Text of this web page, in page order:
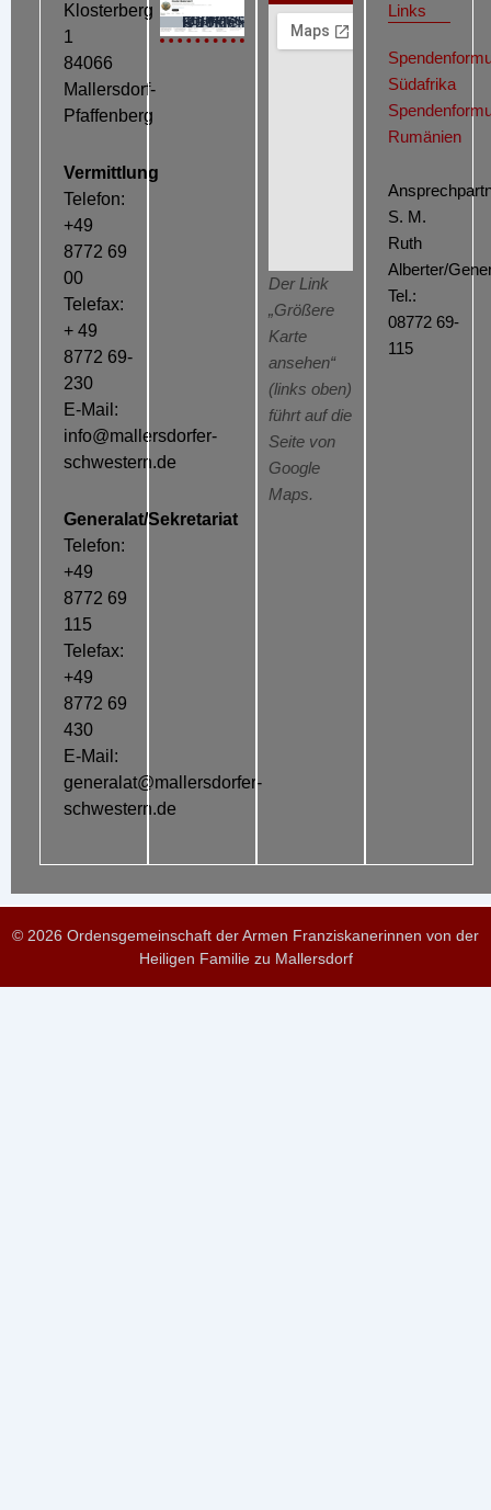
Klosterberg
1
84066
Mallersdorf-
Pfaffenberg
Vermittlung
Telefon:
+49
8772 69
00
Telefax:
+ 49
8772 69-
230
E-Mail:
info@mallersdorfer-
schwestern.de
Generalat/Sekretariat
Telefon:
+49
8772 69
115
Telefax:
+49
8772 69
430
E-Mail:
generalat@mallersdorfer-
schwestern.de
Datenschutz
Impressum
Cookie-Richtlinie (EU)
Der Link
„Größere
Karte
ansehen“
(links oben)
führt auf die
Seite von
Google
Maps.
Links
Südafrika
Rumänien
S. M.
Ruth
Alberter/
Tel.:
08772 69-
115
© 2026 Ordensgemeinschaft der Armen Franziskanerinnen von der
Heiligen Familie zu Mallersdorf